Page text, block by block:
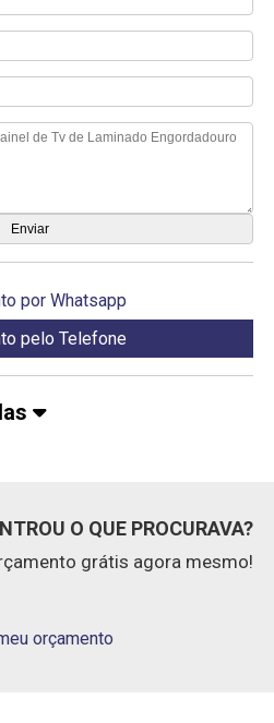
por Whatsapp
pelo Telefone
O QUE PROCURAVA?
grátis agora mesmo!
orçamento